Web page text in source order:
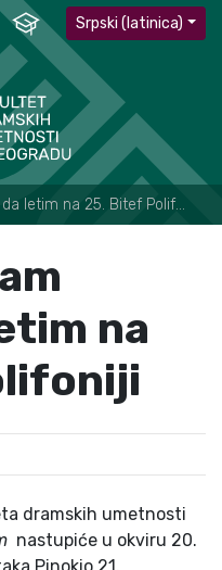
Srpski (latinica)
letim na 25. Bitef Polifoniji
na
dramskih umetnosti
nastupiće u okviru 20.